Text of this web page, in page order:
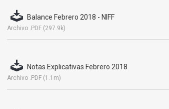
Balance Febrero 2018 - NIFF
Archivo .PDF (297.9k)
Notas Explicativas Febrero 2018
Archivo .PDF (1.1m)